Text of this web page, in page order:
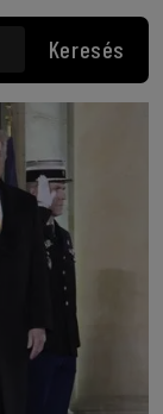
Keresés